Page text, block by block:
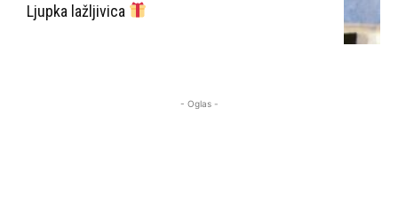
Ljupka lažljivica
- Oglas -